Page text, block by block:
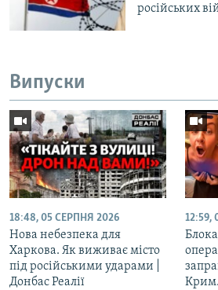
російських
Випуски
18:48, 05 СЕРПНЯ 2026
Нова небезпека для
Харкова. Як виживає місто
під російськими ударами |
Донбас Реалії
12:59,